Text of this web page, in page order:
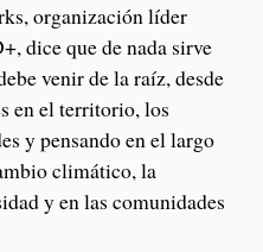
organización líder
dice que de nada sirve
venir de la raíz, desde
en el territorio, los
y pensando en el largo
climático, la
y en las comunidades